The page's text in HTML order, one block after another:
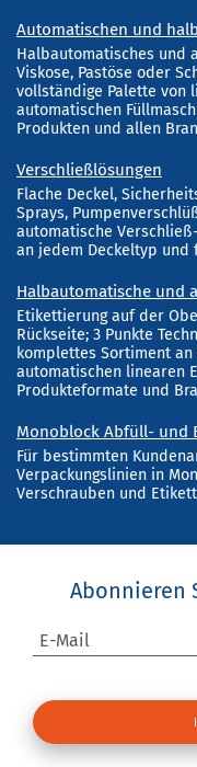
Automatischen und
Halbautomatisches und
Viskose, Pastöse oder
vollständige Palette von
automatischen
Produkten und allen
Verschließlösungen
Flache Deckel,
Sprays,
automatische
an jedem Deckeltyp und
Halbautomatische und
Etikettierung auf der
Rückseite; 3 Punkte
komplettes Sortiment
automatischen linearen
Produkteformate und
Monoblock Abfüll- und
Für bestimmten
Verpackungslinien in
Verschrauben und
Abonnieren
E-Mail